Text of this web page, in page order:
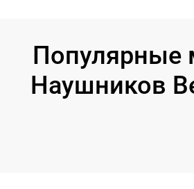
Популярные
Наушников